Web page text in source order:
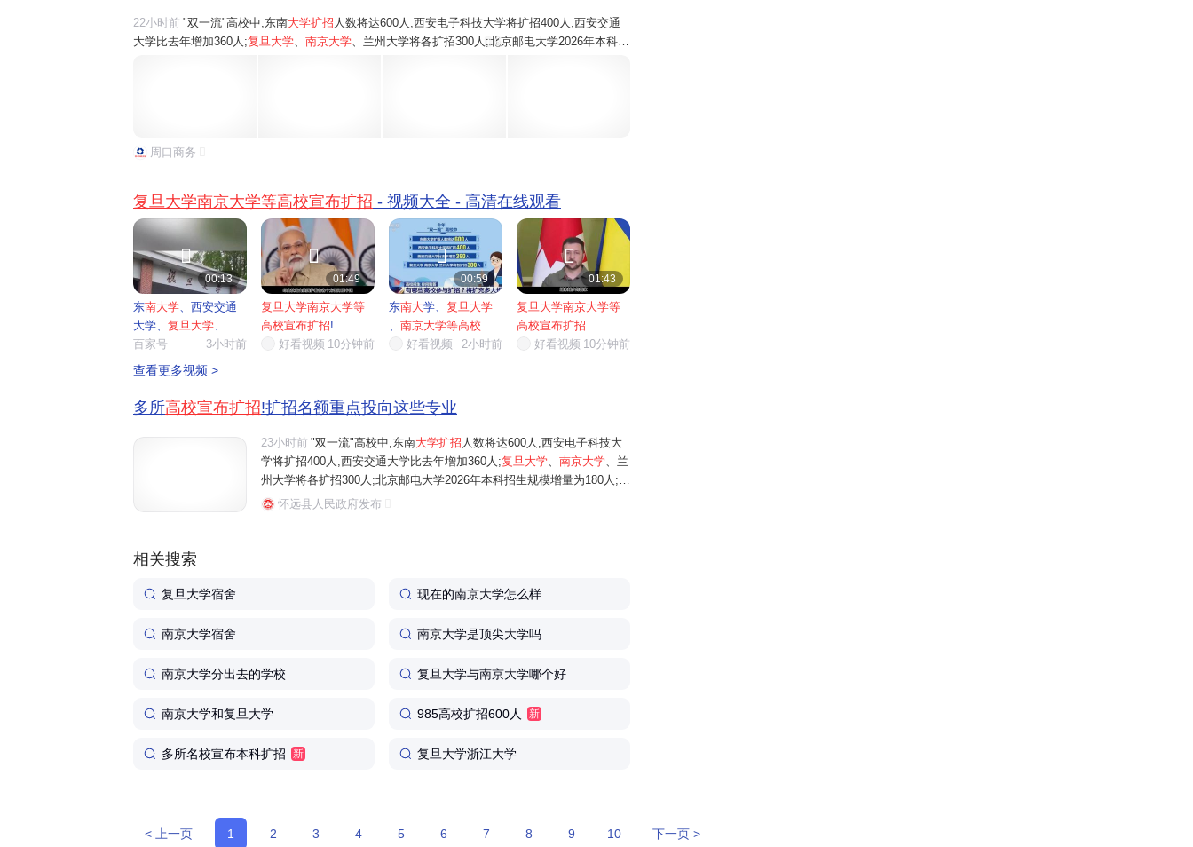
22小时前 "双一流"高校中,东南大学扩招 人数将达600人,西安电子科技大学将扩招400人,西安交通
大学比去年增加360人;复旦大学 南京大学 、兰州大学将各扩招300人;北京邮电大学2026年本科招
6
周口商务
复旦大学南京大学等高校宣布扩招 - 视频大全 - 高清在线观看

00:13
东南大学、西安交通
大学、 复旦大学、 南
京大学
百家号 3小时前

01:49
复旦大学南京大学等
高校宣布扩招!
好看视频 10分钟前

00:59
东南大学、 复旦大学
、 南京大学等高校宣
布扩招...
好看视频 2小时前

01:43
复旦大学南京大学等
高校宣布扩招
好看视频 10分钟前
查看更多视频 >
多所高校宣布扩招!扩招名额重点投向这些专业
23小时前 "双一流"高校中,东南大学扩招 人数将达600人,西安电子科技大
学将扩招400人,西安交通大学比去年增加360人;复旦大学 南京大学 、兰
州大学将各扩招300人;北京邮电大学2026年本科招生规模增量为180人;华
南理工大学全国招生总规模比2025年增加150人;同济大学、南开大学...
怀远县人民政府发布
相关搜索
复旦大学宿舍 现在的南京大学怎么样
南京大学宿舍 南京大学是顶尖大学吗
南京大学分出去的学校 复旦大学与南京大学哪个好
南京大学和复旦大学 985高校扩招600人 新
多所名校宣布本科扩招 新 复旦大学浙江大学
< 上一页 1 2 3 4 5 6 7 8 9 10 下一页 >